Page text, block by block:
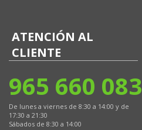
ATENCIÓN AL
CLIENTE
965 660 083
De lunes a viernes de 8:30 a 14:00 y de
17:30 a 21:30
Sábados de 8:30 a 14:00